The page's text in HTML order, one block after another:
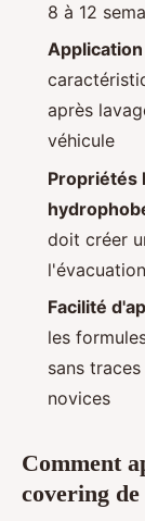
8 à 12
après
véhicule
Propriétés
doit créer
Facilité
les
sans
novices
Comment
covering